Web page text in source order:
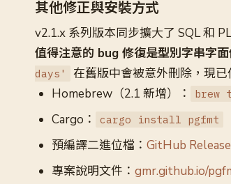
其他修正與安裝方式
v2.1.x 系列版本同步擴大了 SQL 和
值得注意的 bug 修復是型別字串
days'
在舊版中會被意外刪除，現已
Homebrew（2.1 新增）：
brew
Cargo： cargo install pgfmt
預編譯二進位檔： GitHub
專案說明文件： gmr.github.io/